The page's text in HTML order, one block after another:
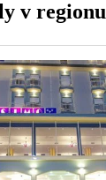
v regionu